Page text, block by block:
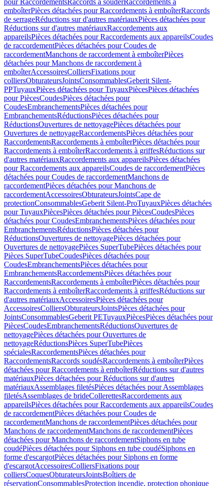
pour RaccordementsRaccords à souderRaccordements à
emboîterPièces détachées pour Raccordements à emboîterRaccords
de serrageRéductions sur d'autres matériauxPièces détachées pour
Réductions sur d'autres matériauxRaccordements aux
appareilsPièces détachées pour Raccordements aux appareilsCoudes
de raccordementPièces détachées pour Coudes de
raccordementManchons de raccordement à emboîterPièces
détachées pour Manchons de raccordement à
emboîterAccessoiresColliersFixations pour
colliersObturateursJointsConsommablesGeberit Silent-
PPTuyauxPièces détachées pour TuyauxPiècesPièces détachées
pour PiècesCoudesPièces détachées pour
CoudesEmbranchementsPièces détachées pour
EmbranchementsRéductionsPièces détachées pour
RéductionsOuvertures de nettoyagePièces détachées pour
Ouvertures de nettoyageRaccordementsPièces détachées pour
RaccordementsRaccordements à emboîterPièces détachées pour
Raccordements à emboîterRaccordements à griffesRéductions sur
d'autres matériauxRaccordements aux appareilsPièces détachées
pour Raccordements aux appareilsCoudes de raccordementPièces
détachées pour Coudes de raccordementManchons de
raccordementPièces détachées pour Manchons de
raccordementAccessoiresObturateursJointsCape de
protectionConsommablesGeberit Silent-ProTuyauxPièces détachées
pour TuyauxPiècesPièces détachées pour PiècesCoudesPièces
détachées pour CoudesEmbranchementsPièces détachées pour
EmbranchementsRéductionsPièces détachées pour
RéductionsOuvertures de nettoyagePièces détachées pour
Ouvertures de nettoyagePièces SuperTubePièces détachées pour
Pièces SuperTubeCoudesPièces détachées pour
CoudesEmbranchementsPièces détachées pour
EmbranchementsRaccordementsPièces détachées pour
RaccordementsRaccordements à emboîterPièces détachées pour
Raccordements à emboîterRaccordements à griffesRéductions sur
d'autres matériauxAccessoiresPièces détachées pour
AccessoiresColliersObturateursJointsPièces détachées pour
JointsConsommablesGeberit PETuyauxPiècesPièces détachées pour
PiècesCoudesEmbranchementsRéductionsOuvertures de
nettoyagePièces détachées pour Ouvertures de
nettoyageRéductionsPièces SuperTubePièces
spécialesRaccordementsPièces détachées pour
RaccordementsRaccords soudésRaccordements à emboîterPièces
détachées pour Raccordements à emboîterRéductions sur d'autres
matériauxPièces détachées pour Réductions sur d'autres
matériauxAssemblages filetésPièces détachées pour Assemblages
filetésAssemblages de brideCollerettesRaccordements aux
appareilsPièces détachées pour Raccordements aux appareilsCoudes
de raccordementPièces détachées pour Coudes de
raccordementManchons de raccordementPièces détachées pour
Manchons de raccordementManchons de raccordementPièces
détachées pour Manchons de raccordementSiphons en tube
coudéPièces détachées pour Siphons en tube coudéSiphons en
forme d'escargotPièces détachées pour Siphons en forme
d'escargotAccessoiresColliersFixations pour
colliersCoquesObturateursJointsBoîtiers de
réservationConsommablesProtection incendie, protection phonique